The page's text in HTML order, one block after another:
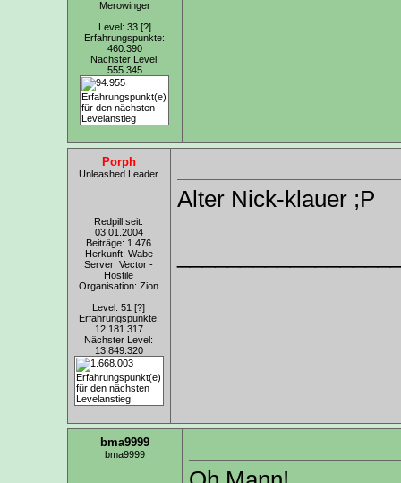
Merowinger
Level: 33 [?]
Erfahrungspunkte:
460.390
Nächster Level:
555.345
Porph
Unleashed Leader
Redpill seit:
03.01.2004
Beiträge: 1.476
Herkunft: Wabe
Server: Vector -
Hostile
Organisation: Zion
Level: 51 [?]
Erfahrungspunkte:
12.181.317
Nächster Level:
13.849.320
Alter Nick-klauer ;P
bma9999
bma9999